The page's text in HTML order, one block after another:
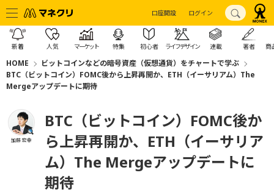
口座開設 ログイン
新着 人気 マーケット 特集 初心者 ライフデザイン 連載 著者 商
HOME
ビットコインなどの暗号資産（仮想通貨）をチャートで学ぶ
BTC（ビットコイン）FOMC後から上昇再開か、ETH（イーサリアム）The
Mergeアップデートに期待
加藤 宏幸
BTC（ビットコイン）FOMC後か
ら上昇再開か、ETH（イーサリア
ム）The Mergeアップデートに
期待